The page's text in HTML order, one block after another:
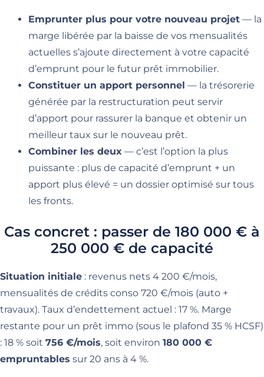
Emprunter plus pour votre nouveau projet — la
marge libérée par la baisse de vos mensualités
actuelles s’ajoute directement à votre capacité
d’emprunt pour le futur prêt immobilier.
Constituer un apport personnel — la trésorerie
générée par la restructuration peut servir
d’apport pour rassurer la banque et obtenir un
meilleur taux sur le nouveau prêt.
Combiner les deux — c’est l’option la plus
puissante : plus de capacité d’emprunt + un
apport plus élevé = un dossier optimisé sur tous
les fronts.
Cas concret : passer de 180 000 € à
250 000 € de capacité
Situation initiale : revenus nets 4 200 €/mois,
mensualités de crédits conso 720 €/mois (auto +
travaux). Taux d’endettement actuel : 17 %. Marge
restante pour un prêt immo (sous le plafond 35 % HCSF)
: 18 % soit 756 €/mois, soit environ 180 000 €
empruntables sur 20 ans à 4 %.